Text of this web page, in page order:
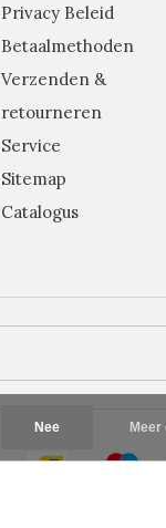
Privacy Beleid
Betaalmethoden
Verzenden &
retourneren
Service
Sitemap
Catalogus
Nee